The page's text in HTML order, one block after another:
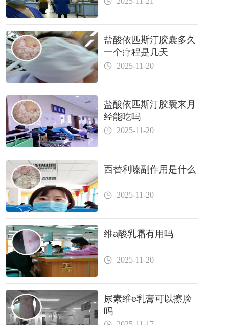
盐酸依匹斯汀胶囊多久
一个疗程是几天
2025-11-20
盐酸依匹斯汀胶囊来月
经能吃吗
2025-11-20
西替利嗪副作用是什么
2025-11-20
维a酸乳霜有用吗
2025-11-20
尿素维e乳膏可以擦脸
吗